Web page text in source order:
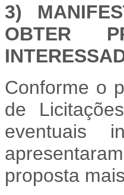
3)
OBTER
Conforme o
de
eventuais
proposta